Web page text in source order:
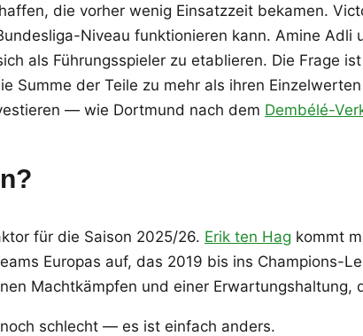
die vorher wenig Einsatzzeit bekamen.
Niveau funktionieren kann. Amine
als Führungsspieler zu etablieren. Die Frage
Summe der Teile zu mehr als ihren
— wie Dortmund nach dem Dembélé-
für die Saison 2025/26. Erik ten Hag kommt
Europas auf, das 2019 bis ins Champions-
Machtkämpfen und einer Erwartungshaltung,
schlecht — es ist einfach anders.